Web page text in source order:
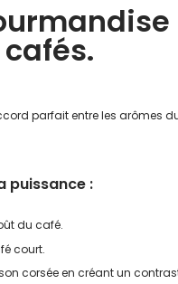
parfait entre les
puissance :
du café.
court.
corsée en créant un